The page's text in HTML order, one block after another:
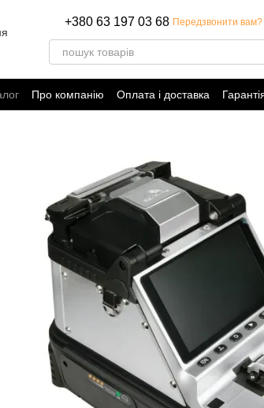
+380 63 197 03 68 Передзвонити вам?
Про компанію Оплата і доставка
конфіденційності